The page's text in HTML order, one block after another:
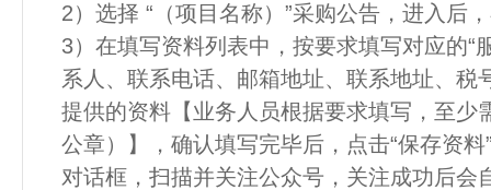
2）选择 “（项目名称）”采购公告，进入后
3）在填写资料列表中，按要求填写对应的“
系人、联系电话、邮箱地址、联系地址、税
提供的资料【业务人员根据要求填写，至少
公章）】，确认填写完毕后，点击“保存资
对话框，扫描并关注公众号，关注成功后会